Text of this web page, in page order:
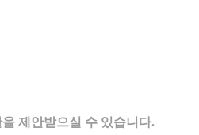
제안받으실 수 있습니다.